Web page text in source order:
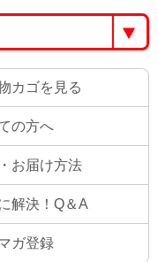
カゴを見る
の方へ
お届け方法
解決！Q＆A
ガ登録